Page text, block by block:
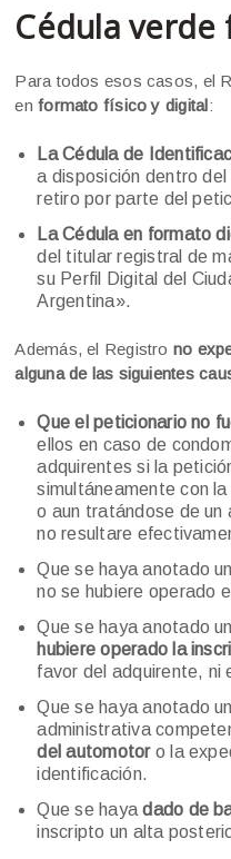
Cédula verde
Para todos esos casos, el
enformato físico y digital:
La Cédula de
a disposición dentro
retiro por parte del
La Cédula en formato
del titular registral de
su Perfil Digital del
Argentina».
Además, el Registro no
alguna de las siguientes
Que el peticionario no
ellos en caso de
adquirentes si la
simultáneamente con
o aun tratándose de un
no resultare
Que se haya anotado
no se hubiere operado
Que se haya anotado
hubiere operado la
favor del adquirente, ni
Que se haya anotado
administrativa
del automotoro la
identificación.
Que se hayadado de
inscripto un alta